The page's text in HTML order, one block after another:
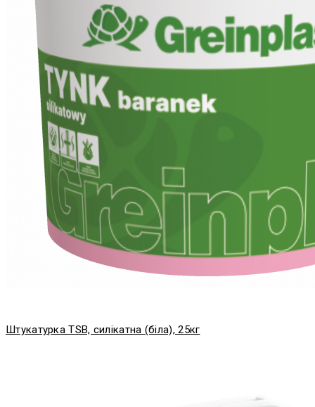
Штукатурка TSB, силікатна (біла), 25кг